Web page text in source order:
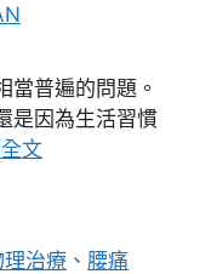
當普遍的問題。
是因為生活習慣
文
理治療 、 腰痛